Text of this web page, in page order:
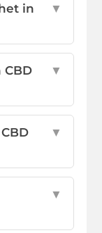
in
▼
CBD
▼
▼
▼